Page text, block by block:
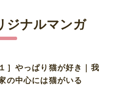
ジナルマンガ
１］やっぱり猫が好き｜我
の中心には猫がいる